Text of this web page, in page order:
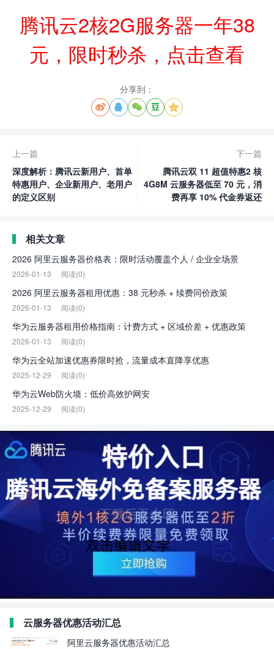
腾讯云2核2G服务器一年38
元，限时秒杀，点击查看
分享到：
    
上一篇
深度解析：腾讯云新用户、首单
特惠用户、企业新用户、老用户
的定义区别
下一篇
腾讯云双 11 超值特惠2 核
4G8M 云服务器低至 70 元，消
费再享 10% 代金券返还
相关文章
2026 阿里云服务器价格表：限时活动覆盖个人 / 企业全场景
2026-01-13 阅读(0)
2026 阿里云服务器租用优惠：38 元秒杀 + 续费同价政策
2026-01-13 阅读(0)
华为云服务器租用价格指南：计费方式 + 区域价差 + 优惠政策
2026-01-13 阅读(0)
华为云全站加速优惠券限时抢，流量成本直降享优惠
2025-12-29 阅读(0)
华为云Web防火墙：低价高效护网安
2025-12-29 阅读(0)
云服务器优惠活动汇总
阿里云服务器优惠活动汇总